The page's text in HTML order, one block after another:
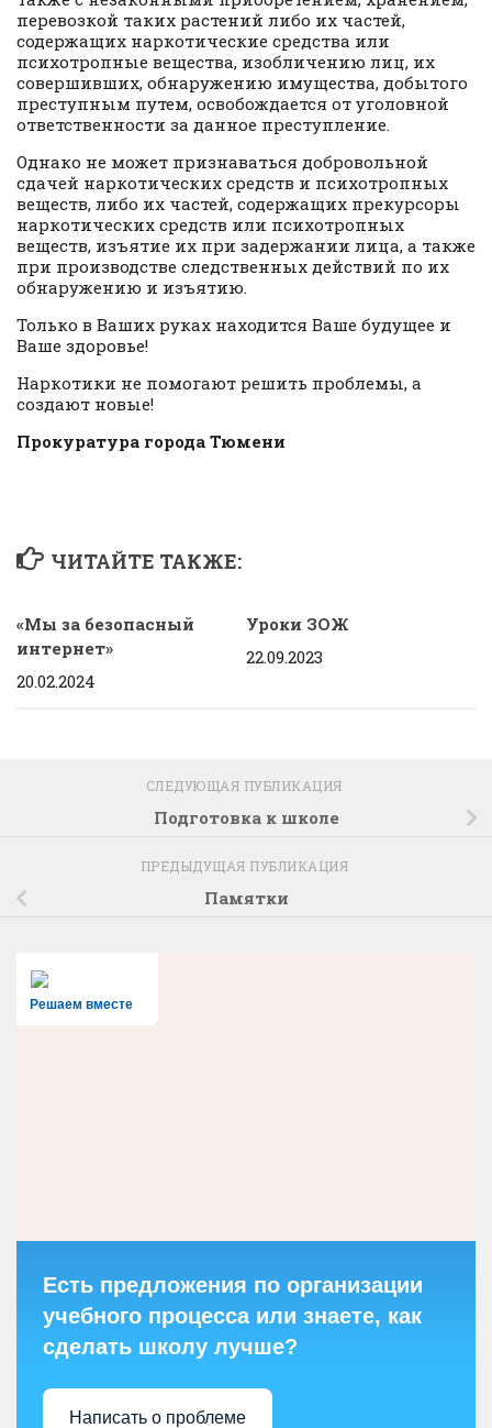
перевозкой таких растений либо их частей,
содержащих наркотические средства или
психотропные вещества, изобличению лиц, их
совершивших, обнаружению имущества, добытого
преступным путем, освобождается от уголовной
ответственности за данное преступление.
Однако не может признаваться добровольной
сдачей наркотических средств и психотропных
веществ, либо их частей, содержащих прекурсоры
наркотических средств или психотропных
веществ, изъятие их при задержании лица, а также
при производстве следственных действий по их
обнаружению и изъятию.
Только в Ваших руках находится Ваше будущее и
Ваше здоровье!
Наркотики не помогают решить проблемы, а
создают новые!
Прокуратура города Тюмени
ЧИТАЙТЕ ТАКЖЕ:
«Мы за безопасный
интернет»
20.02.2024
Уроки ЗОЖ
22.09.2023
СЛЕДУЮЩАЯ ПУБЛИКАЦИЯ
Подготовка к школе
ПРЕДЫДУЩАЯ ПУБЛИКАЦИЯ
Памятки
Решаем вместе
Есть предложения по организации
учебного процесса или знаете, как
сделать школу лучше?
Написать о проблеме